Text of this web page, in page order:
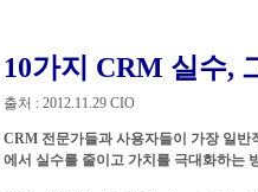
10가지 CRM 실수,
출처 : 2012.11.29 CIO
CRM 전문가들과 사용자들이 가장 일
에서 실수를 줄이고 가치를 극대화하는